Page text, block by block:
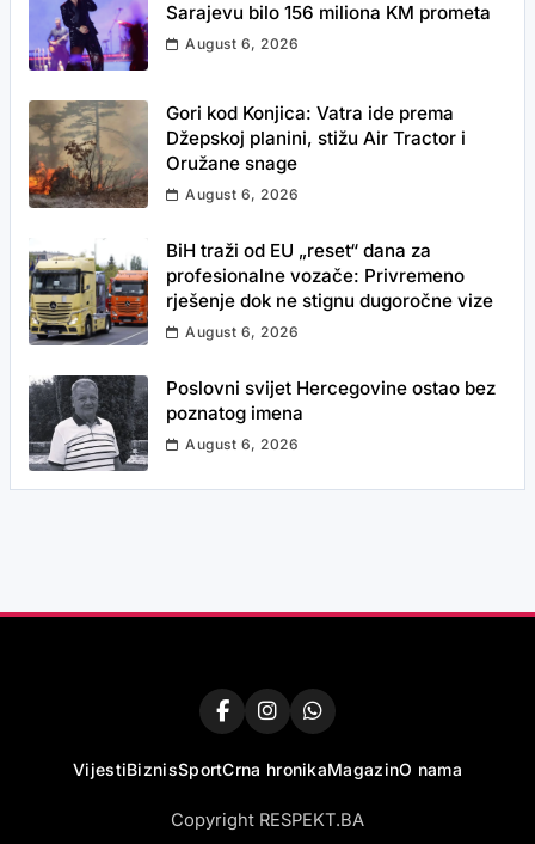
Sarajevu bilo 156 miliona KM prometa
August 6, 2026
Gori kod Konjica: Vatra ide prema
Džepskoj planini, stižu Air Tractor i
Oružane snage
August 6, 2026
BiH traži od EU „reset“ dana za
profesionalne vozače: Privremeno
rješenje dok ne stignu dugoročne vize
August 6, 2026
Poslovni svijet Hercegovine ostao bez
poznatog imena
August 6, 2026
VijestiBiznisSportCrna hronikaMagazinO nama
Copyright RESPEKT.BA